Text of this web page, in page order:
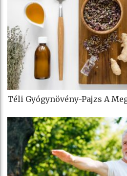
Téli Gyógynövény-Pajzs A